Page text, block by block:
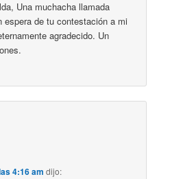
Una muchacha llamada
de tu contestación a mi
agradecido. Un
4:16 am dijo: